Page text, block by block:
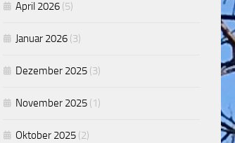
April 2026 (5)
Januar 2026 (3)
Dezember 2025 (3)
November 2025 (1)
Oktober 2025 (2)